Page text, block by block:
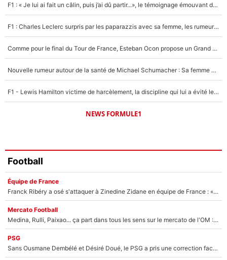
Un autre joueur
5%
F1 : « Je lui ai fait un câlin, puis j’ai dû partir...», le témoignage émouvant de Max Verstappen sur sa fille
F1 : Charles Leclerc surpris par les paparazzis avec sa femme, les rumeurs étaient vraies !
Comme pour le final du Tour de France, Esteban Ocon propose un Grand Prix de Formule 1 à Paris : «Autour de l’Arc de Triomphe, ce serait génial» !
Nouvelle rumeur autour de la santé de Michael Schumacher : Sa femme Corinna sort du silence
F1 - Lewis Hamilton victime de harcèlement, la discipline qui lui a évité le pire : «J'aurais probablement mal tourné»
NEWS FORMULE1
Football
Équipe de France
Franck Ribéry a osé s'attaquer à Zinedine Zidane en équipe de France : «Je n'aurais jamais fait ça»
Mercato Football
Medina, Rulli, Paixao... ça part dans tous les sens sur le mercato de l'OM : Frank McCourt va enfin récupérer l'argent qu'il attend ?
PSG
Sans Ousmane Dembélé et Désiré Doué, le PSG a pris une correction face à Majorque : Luis Enrique attend avec impatience des renforts !